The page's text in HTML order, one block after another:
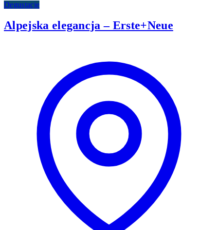
Degustacje
Alpejska elegancja – Erste+Neue